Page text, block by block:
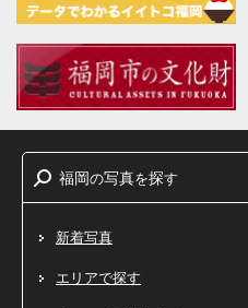
福岡の写真を探す
新着写真
エリアで探す